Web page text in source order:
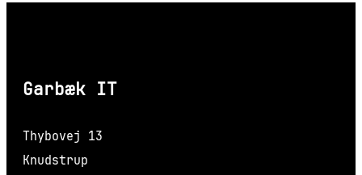
Garbæk IT
Thybovej 13
Knudstrup